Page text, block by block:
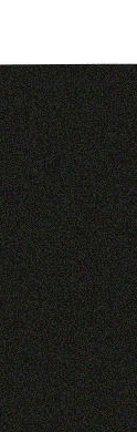
Solutions